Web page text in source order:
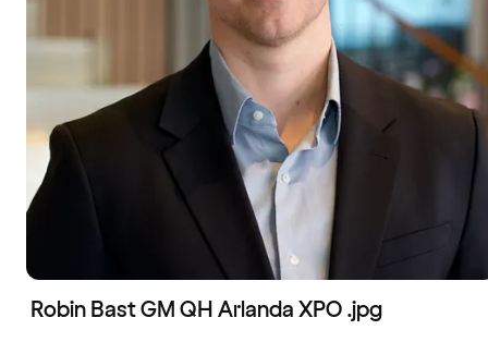
Robin Bast GM QH Arlanda XPO .jpg